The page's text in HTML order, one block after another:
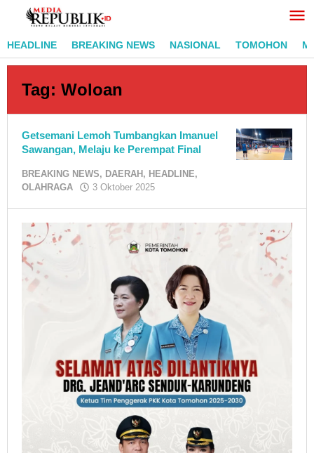
Lewati
HEADLINE
BREAKING NEWS NASIONAL TOMOHON
Tag: Woloan
Getsemani Lemoh Tumbangkan Imanuel
Sawangan, Melaju ke Perempat Final
BREAKING NEWS, DAERAH , HEADLINE,
OLAHRAGA
3 Oktober 2025
Adi
Pontoan